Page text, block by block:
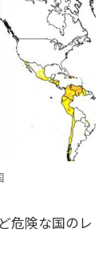
危険な国のレ